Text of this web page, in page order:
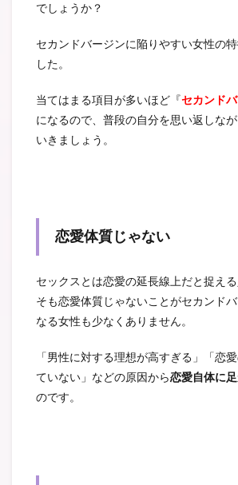
でしょうか？
セカンドバージンに陥りやすい女性の
した。
当てはまる項目が多いほど『セカンド
になるので、普段の自分を思い返しな
いきましょう。
恋愛体質じゃない
セックスとは恋愛の延長線上だと捉え
そも恋愛体質じゃないことがセカンド
なる女性も少なくありません。
「男性に対する理想が高すぎる」「恋
ていない」などの原因から恋愛自体に
のです。